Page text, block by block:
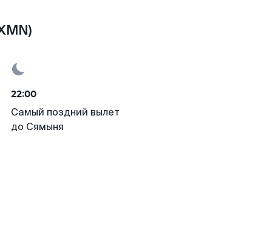
22:00
Самый поздний вылет
до Сямыня